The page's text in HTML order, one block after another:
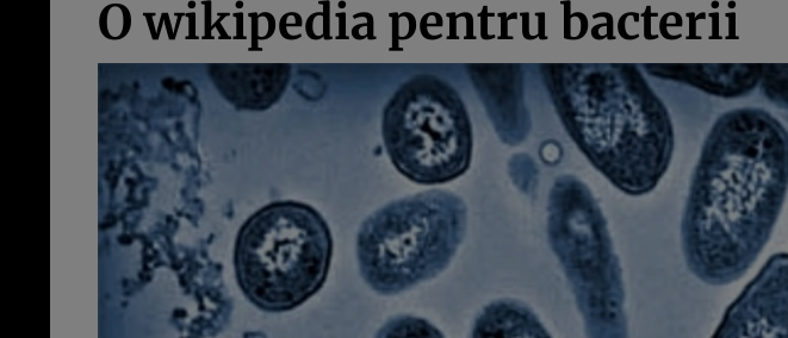
O wikipedia pentru bacterii